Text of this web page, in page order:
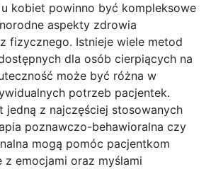
kobiet powinno być kompleksowe
aspekty zdrowia
fizycznego. Istnieje wiele metod
dla osób cierpiących na
może być różna w
potrzeb pacjentek.
jedną z najczęściej stosowanych
poznawczo-behawioralna czy
mogą pomóc pacjentkom
z emocjami oraz myślami